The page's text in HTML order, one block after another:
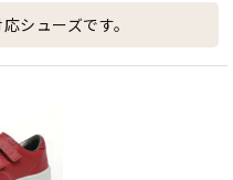
シューズです。